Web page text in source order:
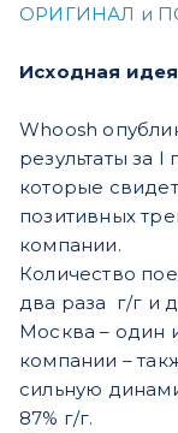
ОРИГИНАЛ и
Исходная
Whoosh
результаты за I
которые
позитивных
компании.
Количество
два раза г/г и
Москва – один
компании –
сильную
87% г/г.